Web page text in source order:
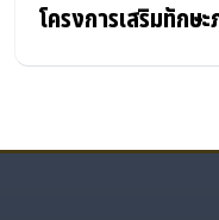
โครงการเสริมทักษ